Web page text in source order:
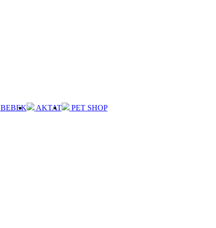
BEBEK AKTAT PET SHOP